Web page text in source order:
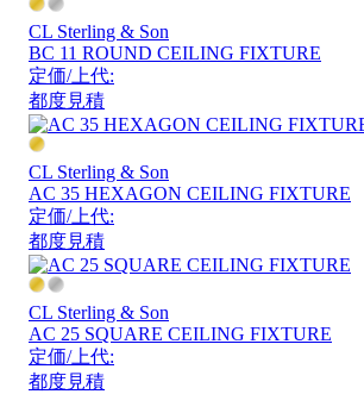
CL Sterling & Son
BC 11 ROUND CEILING FIXTURE
定価/上代:
都度見積
CL Sterling & Son
AC 35 HEXAGON CEILING FIXTURE
定価/上代:
都度見積
CL Sterling & Son
AC 25 SQUARE CEILING FIXTURE
定価/上代:
都度見積